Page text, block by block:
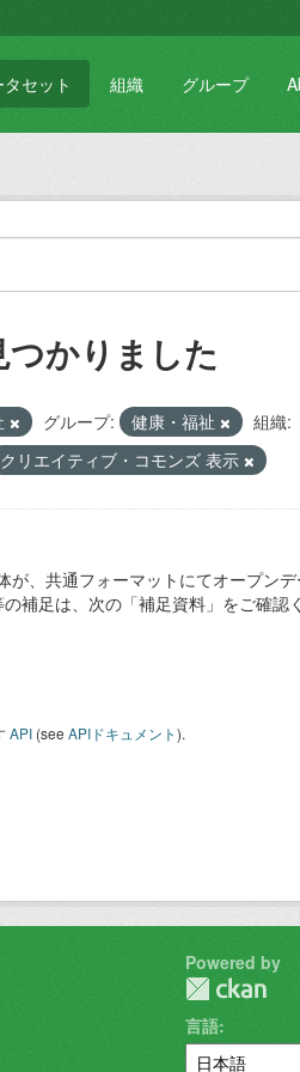
セット 組織 グループ
かりました
グループ: 健康・福祉
組織:
クリエイティブ・コモンズ 表示
、共通フォーマットにてオープン
補足は、次の「補足資料」をご確認
API (see APIドキュメント).
Powered by
言語